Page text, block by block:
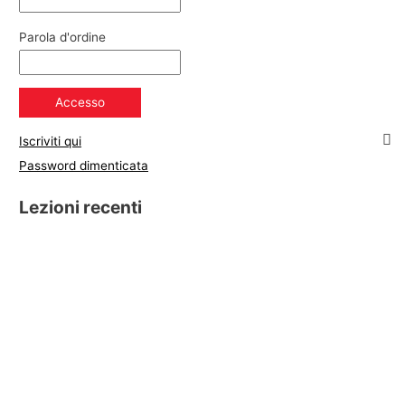
Parola d'ordine
Iscriviti qui
Password dimenticata
Lezioni recenti